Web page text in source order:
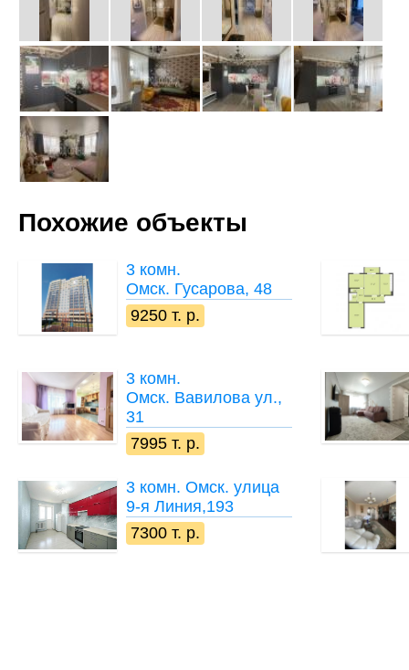
Похожие объекты
3 комн.
Омск. Гусарова, 48
9250 т. р.
3 комн.
Омск. Вавилова ул.,
31
7995 т. р.
3 комн. Омск. улица
9-я Линия,193
7300 т. р.